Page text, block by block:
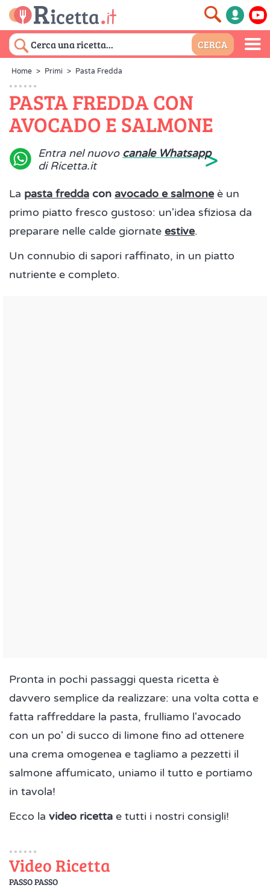
Home > Primi > Pasta Fredda
PASTA FREDDA CON
AVOCADO E SALMONE
Entra nel nuovo canale Whatsapp
di Ricetta.it
>
La pasta fredda con avocado e salmoneè un
primo piatto fresco gustoso: un'idea sfiziosa da
preparare nelle calde giornate estive.
Un connubio di sapori raffinato, in un piatto
nutriente e completo.
Pronta in pochi passaggi questa ricetta è
davvero semplice da realizzare: una volta cotta e
fatta raffreddare la pasta, frulliamo l'avocado
con un po' di succo di limone fino ad ottenere
una crema omogenea e tagliamo a pezzetti il
salmone affumicato, uniamo il tutto e portiamo
in tavola!
Ecco la video ricetta e tutti i nostri consigli!
Video Ricetta
PASSO PASSO